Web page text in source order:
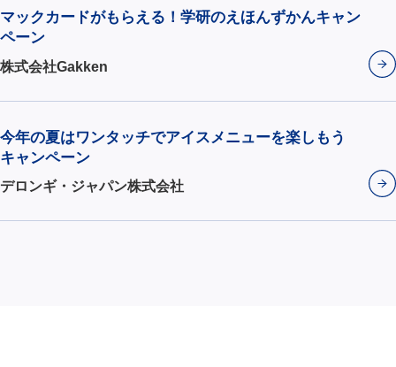
マックカードがもらえる！学研のえほんずかんキャン
ペーン
株式会社Gakken
今年の夏はワンタッチでアイスメニューを楽しもう
キャンペーン
デロンギ・ジャパン株式会社